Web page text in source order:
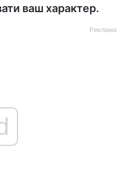
ваш характер.
Реклама